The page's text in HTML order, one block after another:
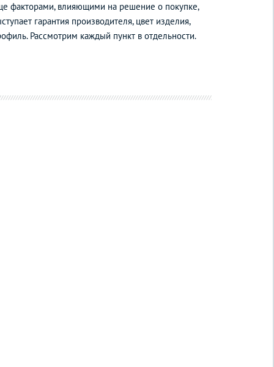
факторами, влияющими на решение о покупке,
гарантия производителя, цвет изделия,
Рассмотрим каждый пункт в отдельности.